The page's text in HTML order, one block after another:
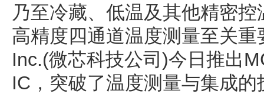
乃至冷藏、低温及其他精密
高精度四通道温度测量至关
Inc.(微芯科技公司)今日推出
IC，突破了温度测量与集成